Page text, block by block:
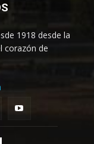
1918 desde la
corazón de